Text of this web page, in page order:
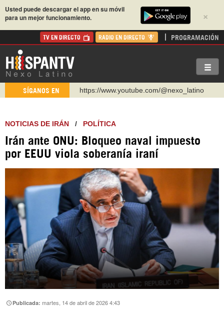
×
Usted puede descargar el app en su móvil
para un mejor funcionamiento.
TV EN DIRECTO RADIO EN DIRECTO PROGRAMACIÓN
SÍGANOS EN
https://www.youtube.com/@nexo_latino
https://t.me/hispantvcanal
https://urmedium.com/c/hispantv
WhatsApp y Viber: +98 921 79 29 404
https://www.facebook.com/Nexolatino.Canal
NOTICIAS DE IRÁN / POLÍTICA
Irán ante ONU: Bloqueo naval impuesto
por EEUU viola soberanía iraní
Publicada:martes, 14 de abril de 2026 4:43